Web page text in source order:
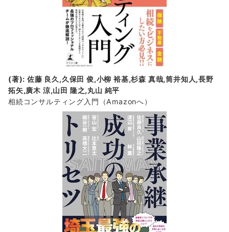
(著): 佐藤 良久,久保田 俊,小柳 裕基,杉森 真哉,筒井知人,長野
拓矢,廣木 涼,山田 隆之,丸山 純平
相続コンサルティング入門 （Amazonへ）